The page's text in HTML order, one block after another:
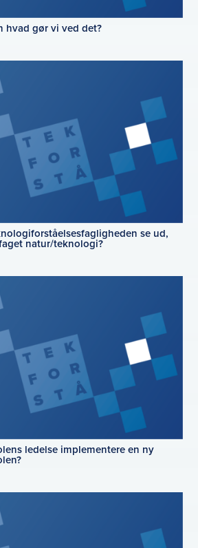
hvad gør vi ved det?
se ud,
natur/teknologi?
ledelse implementere en ny